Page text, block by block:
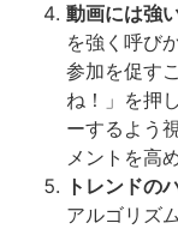
動画には強
を強く呼び
参加を促す
ね！」を押
ーするよう
メントを高
トレンドの
アルゴリズ